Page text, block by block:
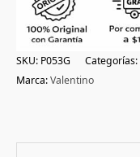
SKU: P053G Categorías:
Marca:Valentino